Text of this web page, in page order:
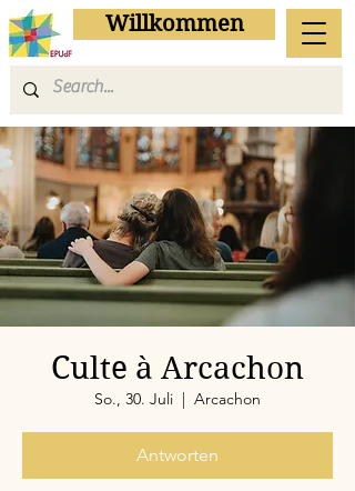
Willkommen
Culte à Arcachon
So., 30. Juli
  |
Arcachon
Antworten